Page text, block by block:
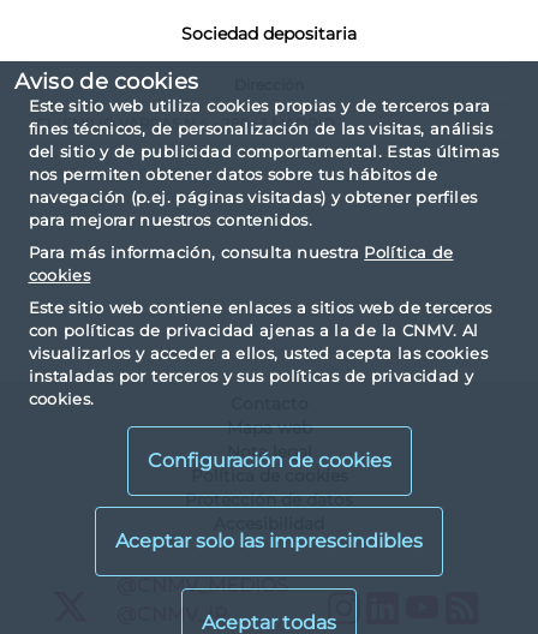
Aviso de cookies
Este sitio web utiliza cookies propias y de terceros para
fines técnicos, de personalización de las visitas, análisis
del sitio y de publicidad comportamental. Estas últimas
nos permiten obtener datos sobre tus hábitos de
navegación (p.ej. páginas visitadas) y obtener perfiles
para mejorar nuestros contenidos.
Para más información, consulta nuestra Política de
cookies
Este sitio web contiene enlaces a sitios web de terceros
con políticas de privacidad ajenas a la de la CNMV. Al
visualizarlos y acceder a ellos, usted acepta las cookies
instaladas por terceros y sus políticas de privacidad y
cookies.
Configuración de cookies
Sociedad depositaria
CL. EMILIO VARGAS N.4 - 28043 MADRID
Mapa web
Nota legal
Política de cookies
Protección de datos
X@CNMV_MEDIOS
@CNMV_IP